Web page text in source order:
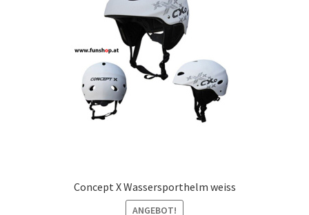
Concept X Wassersporthelm weiss
ANGEBOT!